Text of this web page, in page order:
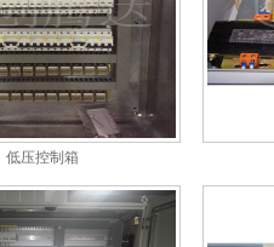
低压控制箱